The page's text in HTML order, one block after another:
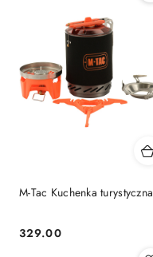
M-Tac Kuchenka turystyczna
Cena:
329.00